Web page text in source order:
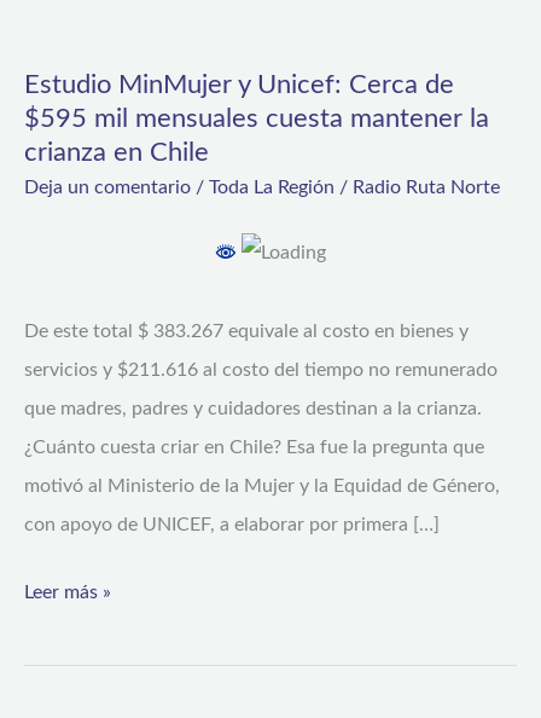
Estudio MinMujer y Unicef: Cerca de
$595 mil mensuales cuesta mantener la
crianza en Chile
Deja un comentario / Toda La Región / Radio Ruta Norte
De este total $ 383.267 equivale al costo en bienes y
servicios y $211.616 al costo del tiempo no remunerado
que madres, padres y cuidadores destinan a la crianza.
¿Cuánto cuesta criar en Chile? Esa fue la pregunta que
motivó al Ministerio de la Mujer y la Equidad de Género,
con apoyo de UNICEF, a elaborar por primera […]
y
Unicef:
mensuales
cuesta
mantener
la
crianza
en
Leer más »